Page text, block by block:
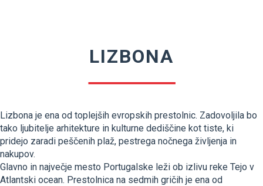
LIZBONA
Lizbona je ena od toplejših evropskih prestolnic. Zadovoljila bo
tako ljubitelje arhitekture in kulturne dediščine kot tiste, ki
pridejo zaradi peščenih plaž, pestrega nočnega življenja in
nakupov.
Glavno in največje mesto Portugalske leži ob izlivu reke Tejo v
Atlantski ocean. Prestolnica na sedmih gričih je ena od